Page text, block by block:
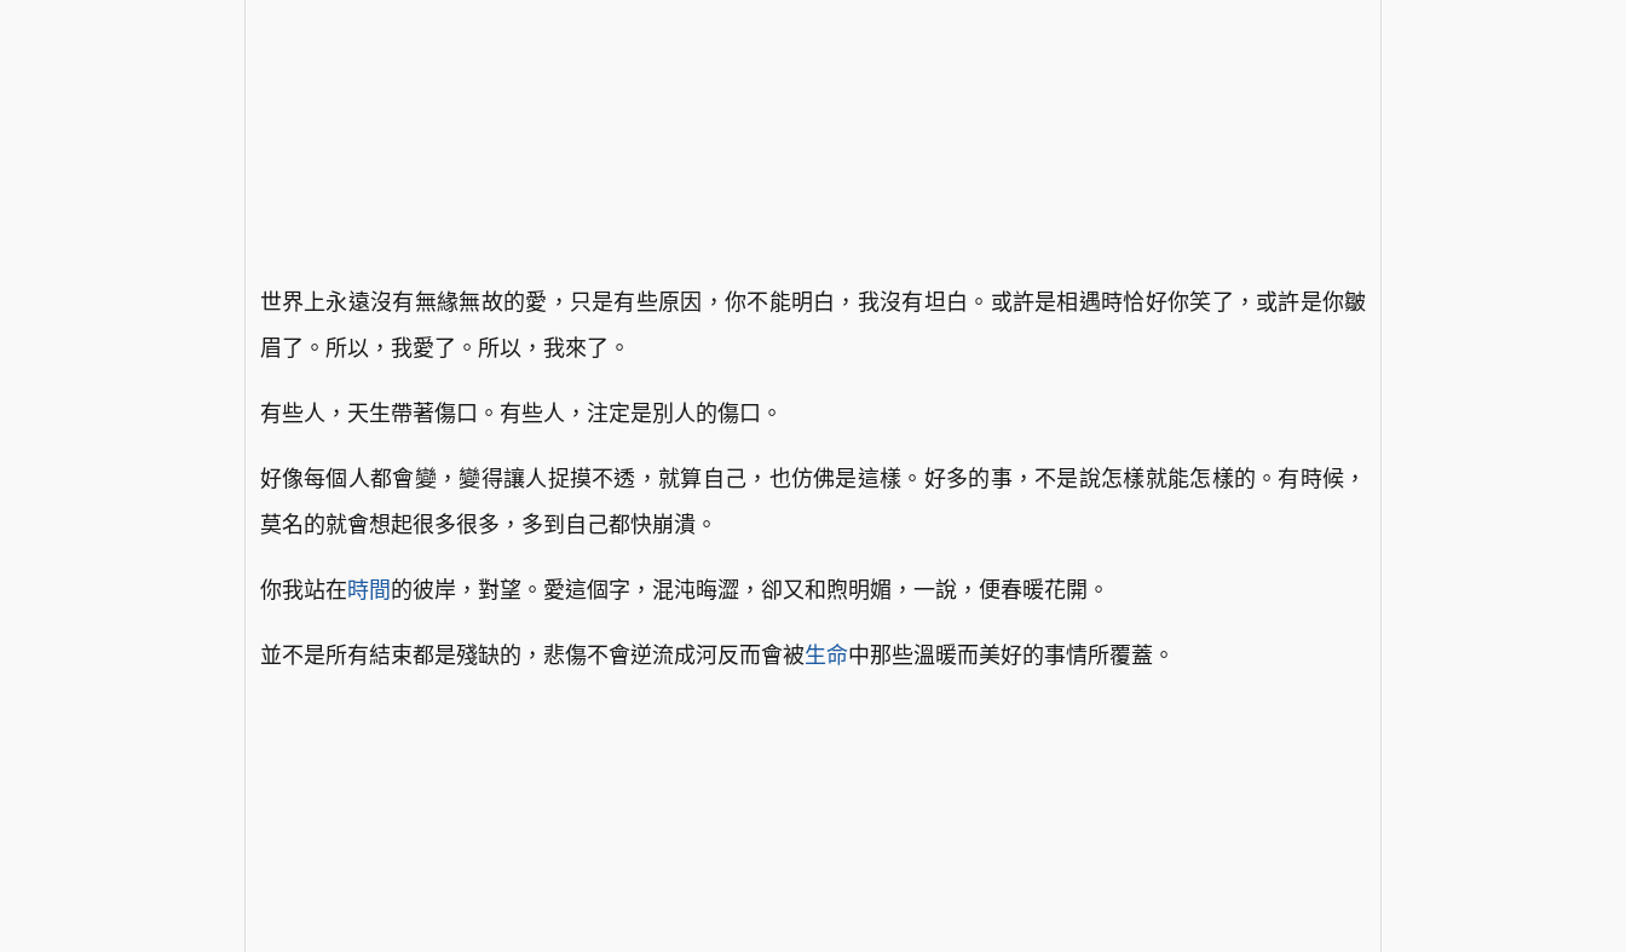
世界上永遠沒有無緣無故的愛，只是有些原因，你不能明白，我沒有坦白。或許是相遇時恰好你笑了，或許是你皺
眉了。所以，我愛了。所以，我來了。
有些人，天生帶著傷口。有些人，注定是別人的傷口。
好像每個人都會變，變得讓人捉摸不透，就算自己，也仿佛是這樣。好多的事，不是說怎樣就能怎樣的。有時候，
莫名的就會想起很多很多，多到自己都快崩潰。
你我站在時間 的彼岸，對望。愛這個字，混沌晦澀，卻又和煦明媚，一說，便春暖花開。
並不是所有結束都是殘缺的，悲傷不會逆流成河反而會被生命中那些溫暖而美好的事情所覆蓋。